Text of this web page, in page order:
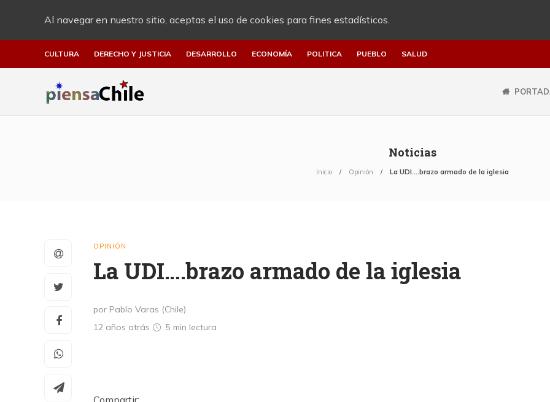
Al navegar en nuestro sitio, aceptas el uso de cookies para fines estadísticos.
CULTURA DERECHO Y JUSTICIA DESARROLLO ECONOMÍA POLITICA PUEBLO SALUD
Noticias
Inicio Opinión La UDI….brazo armado de la iglesia
OPINIÓN
La UDI….brazo armado de la iglesia
por Pablo Varas (Chile)
12 años atrás
5 min lectura
Compartir: